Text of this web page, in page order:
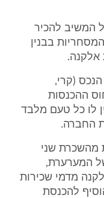
המשיב להכיר
בבנין
אלקנה.
(קרי,
ההכנסות
לו כל טעם מלבד
החברה.
מהשכרת שני
המערערת,
מדמי שכירות
להכנסת